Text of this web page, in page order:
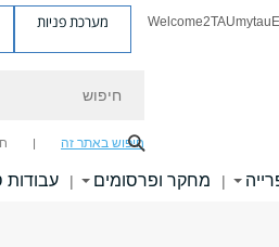
mytau
Welcome2TAU מערכת פניות
חיפוש באתר זה
| מחקר ופרסומים | עבודות